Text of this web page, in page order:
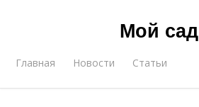
Мой сад
Главная Новости Статьи